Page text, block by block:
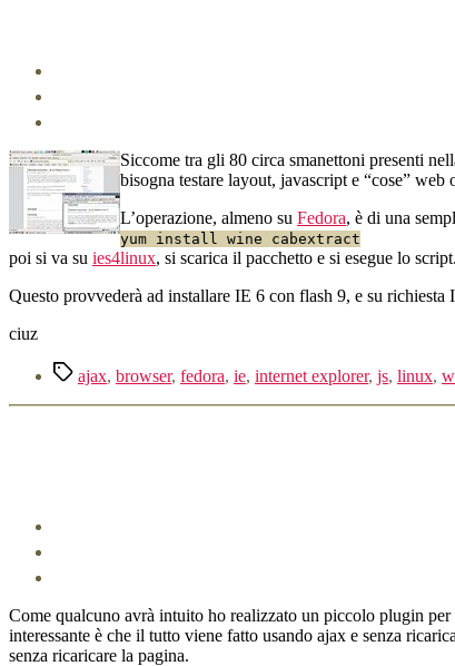
Siccome tra gli 80 circa smanettoni presenti
bisogna testare layout, javascript e “cose”
L’operazione, almeno su Fedora, è di una
yum install wine cabextract
poi si va su ies4linux, si scarica il pacchetto e si esegue lo script.
Questo provvederà ad installare IE 6 con flash 9, e su
ciuz
Tag ajax, browser, fedora, ie, internet explorer, js, linux,
Come qualcuno avrà intuito ho realizzato un piccolo plugin per
interessante è che il tutto viene fatto usando ajax e senza
senza ricaricare la pagina.